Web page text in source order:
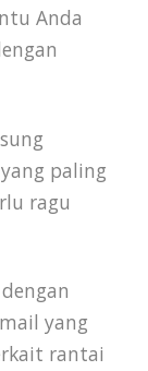
Anda
paling
ragu
yang
rantai